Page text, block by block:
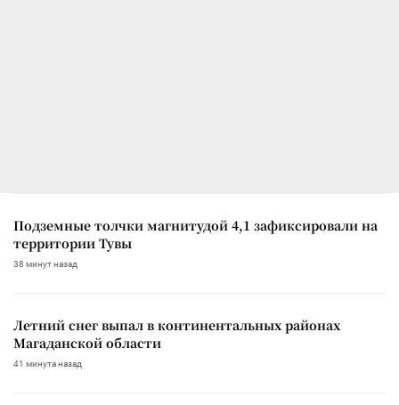
Подземные толчки магнитудой 4,1 зафиксировали на
территории Тувы
38 минут назад
Летний снег выпал в континентальных районах
Магаданской области
41 минута назад